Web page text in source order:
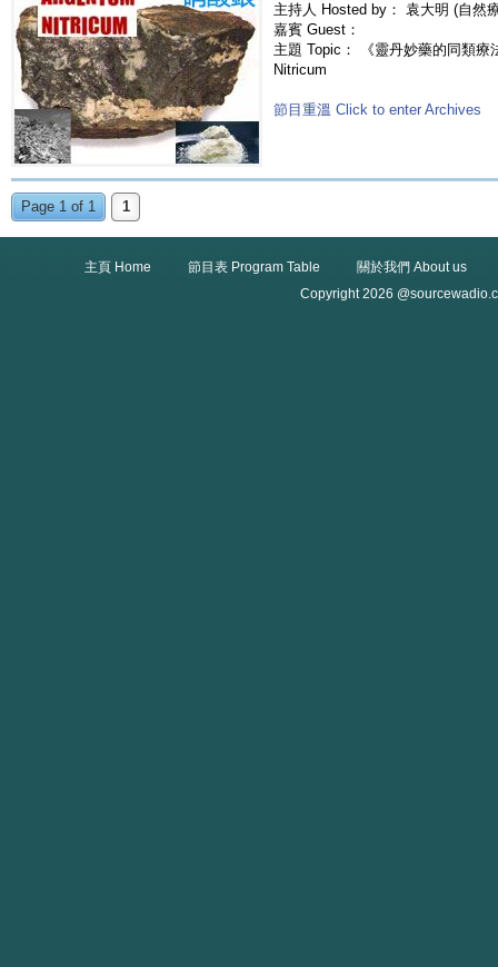
主持人 Hosted by： 袁大明 (自然
嘉賓 Guest：
主題 Topic： 《靈丹妙藥的同類
Nitricum
節目重溫 Click to enter Archives
Page 1 of 1 1
主頁 Home 節目表 Program Table
關於我們 About us
Copyright 2026